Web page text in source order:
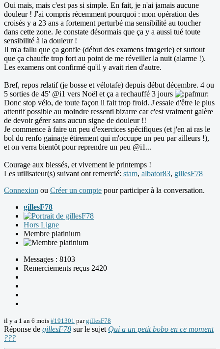
Oui mais, mais c'est pas si simple. En fait, je n'ai jamais aucune
douleur ! J'ai compris récemment pourquoi : mon opération des
croisés y a 23 ans a fortement perturbé ma sensibilité au toucher
dans cette zone. Je constate désormais que ça y a aussi tué toute
sensibilité à la douleur !
Il m'a fallu que ça gonfle (début des examens imagerie) et surtout
que ça chauffe trop fort au point de me réveiller la nuit (alarme !).
Les examens ont confirmé qu'il y avait rien d'autre.
Bref, repos relatif (je bosse et vélotafe) depuis début décembre. 4 ou
5 sorties de 45' @i1 vers Noël et ça a rechauffé 3 jours
Donc stop vélo, de toute façon il fait trop froid. J'essaie d'être le plus
attentif possible au moindre ressenti bizarre car c'est vraiment galère
de devoir gérer sans aucun signe de douleur !!
Je commence à faire un peu d'exercices spécifiques (et j'en ai ras le
bol du renfo gainage étirement qui m'occupe un peu par ailleurs !),
et on verra bientôt pour reprendre un peu @i1...
Courage aux blessés, et vivement le printemps !
Les utilisateur(s) suivant ont remercié: stam, albator83, gillesF78
Connexion ou Créer un compte pour participer à la conversation.
gillesF78
Hors Ligne
Membre platinium
Messages : 8103
Remerciements reçus 2420
il y a 1 an 6 mois #191301 pargillesF78
Réponse de gillesF78 sur le sujet Qui a un petit bobo en ce moment
???